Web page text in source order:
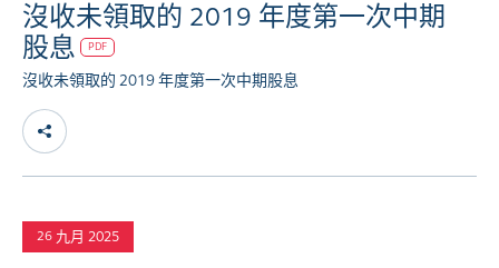
沒收未領取的 2019 年度第一次中期
股息
PDF
沒收未領取的 2019 年度第一次中期股息
26 九月 2025